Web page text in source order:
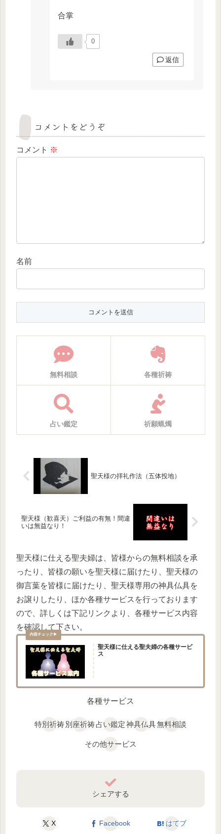
合掌
0
返信
コメントをどうぞ
コメント ※
名前
無料相談 各種祈祷
占い鑑定 祈願蝋燭
聖天様の拝礼作法（五体投地）
聖天様（歓喜天）ご利益の有無！間違
いは無益なり！
聖天様に仕える聖夫婦は、皆様からの無料相談を承
ったり、皆様の願いを聖天様に届けたり、聖天様の
御言葉を皆様に届けたり、聖天様専用の神具仏具を
お譲りしたり、ほか各種サービスを行っております
ので、詳しくは下記リンクより、各種サービス内容
を確認して下さい。
聖天様に仕える聖夫婦の各種サービ
ス
各種サービス
特別祈祷別座祈祷占い鑑定神具仏具無料相談
その他サービス
シェアする
X Facebook はてブ